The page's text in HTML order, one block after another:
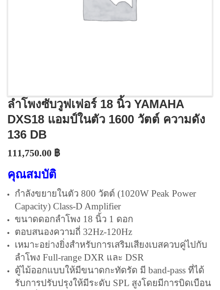
ลำโพงซับวูฟเฟอร์ 18 นิ้ว YAMAHA
DXS18 แอมป์ในตัว 1600 วัตต์ ความดัง
136 DB
111,750.00 ฿
คุณสมบัติ
กำลังขยายในตัว 800 วัตต์ (1020W Peak Power
Capacity) Class-D Amplifier
ขนาดดอกลำโพง 18 นิ้ว 1 ดอก
ตอบสนองความถี่ 32Hz-120Hz
เหมาะอย่างยิ่งสำหรับการเสริมเสียงเบสควบคู่ไปกับ
ลำโพง Full-range DXR และ DSR
ตู้ไม้ออกแบบให้มีขนาดกะทัดรัด มี band-pass ที่ได้
รับการปรับปรุงให้มีระดับ SPL สูงโดยมีการบิดเบือน